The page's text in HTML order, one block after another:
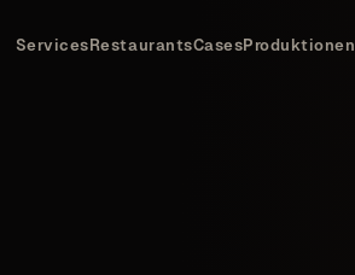
ServicesRestaurantsCasesProduktionen